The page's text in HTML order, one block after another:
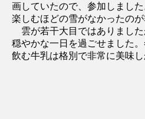
画していたので、参加しまし
楽しむほどの雪がなかったのが
雲が若干大目ではありまし
穏やかな一日を過ごせました
飲む牛乳は格別で非常に美味し